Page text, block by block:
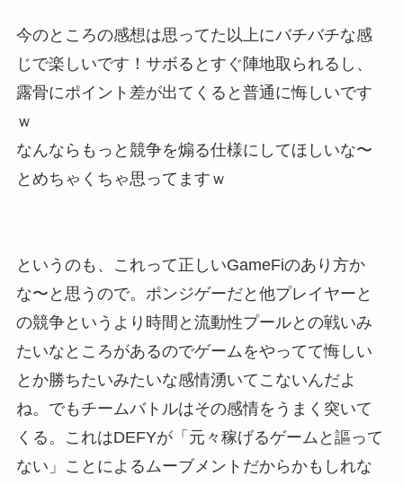
今のところの感想は思ってた以上にバチバチな感
じで楽しいです！サボるとすぐ陣地取られるし、
露骨にポイント差が出てくると普通に悔しいです
ｗ
なんならもっと競争を煽る仕様にしてほしいな〜
とめちゃくちゃ思ってますｗ
というのも、これって正しいGameFiのあり方か
な〜と思うので。ポンジゲーだと他プレイヤーと
の競争というより時間と流動性プールとの戦いみ
たいなところがあるのでゲームをやってて悔しい
とか勝ちたいみたいな感情湧いてこないんだよ
ね。でもチームバトルはその感情をうまく突いて
くる。これはDEFYが「元々稼げるゲームと謳って
ない」ことによるムーブメントだからかもしれな